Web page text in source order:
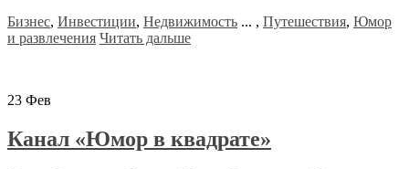
Бизнес, Инвестиции, Недвижимость ... , Путешествия, Юмор
и развлечения Читать дальше
23 Фев
Канал «Юмор в квадрате»